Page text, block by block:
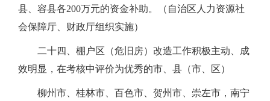
县、容县各200万元的资金补助。（自治区人力资源社
会保障厅、财政厅组织实施）
二十四、棚户区（危旧房）改造工作积极主动、成
效明显，在考核中评价为优秀的市、县（市、区）
柳州市、桂林市、百色市、贺州市、崇左市，南宁